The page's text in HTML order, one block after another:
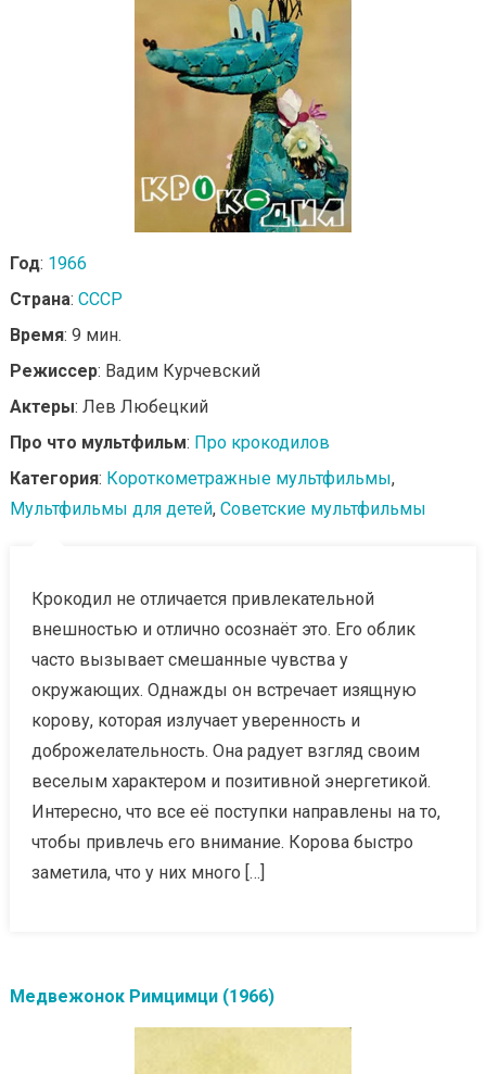
Год: 1966
Страна: СССР
Время: 9 мин.
Режиссер: Вадим Курчевский
Актеры: Лев Любецкий
Про что мультфильм: Про крокодилов
Категория: Короткометражные мультфильмы,
Мультфильмы для детей, Советские мультфильмы
Крокодил не отличается привлекательной
внешностью и отлично осознаёт это. Его облик
часто вызывает смешанные чувства у
окружающих. Однажды он встречает изящную
корову, которая излучает уверенность и
доброжелательность. Она радует взгляд своим
веселым характером и позитивной энергетикой.
Интересно, что все её поступки направлены на то,
чтобы привлечь его внимание. Корова быстро
заметила, что у них много […]
Медвежонок Римцимци (1966)